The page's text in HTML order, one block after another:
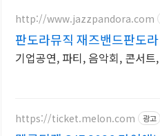
http://www.jazzpandora.com
판도라뮤직 재즈밴드판도라
기업공연, 파티, 음악회, 콘서
https://ticket.melon.com 광고